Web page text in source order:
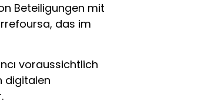
Beteiligungen mit
das im
voraussichtlich
digitalen